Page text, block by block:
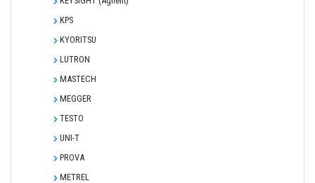
KPS
KYORITSU
LUTRON
MASTECH
MEGGER
TESTO
UNI-T
PROVA
METREL